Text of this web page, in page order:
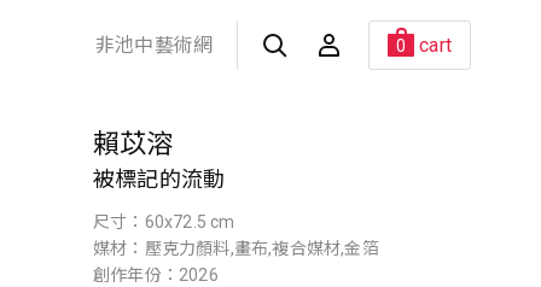
非池中藝術網 0 cart
賴苡溶
被標記的流動
尺寸：60x72.5 cm
媒材：壓克力顏料,畫布,複合媒材,金箔
創作年份：2026